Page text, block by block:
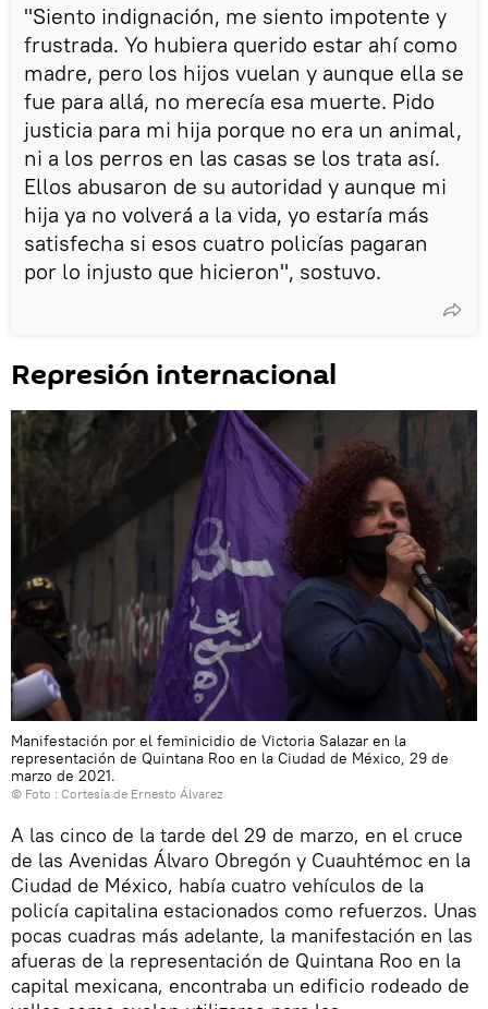
"Siento indignación, me siento impotente y
frustrada. Yo hubiera querido estar ahí como
madre, pero los hijos vuelan y aunque ella se
fue para allá, no merecía esa muerte. Pido
justicia para mi hija porque no era un animal,
ni a los perros en las casas se los trata así.
Ellos abusaron de su autoridad y aunque mi
hija ya no volverá a la vida, yo estaría más
satisfecha si esos cuatro policías pagaran
por lo injusto que hicieron", sostuvo.
Represión internacional
Manifestación por el feminicidio de Victoria Salazar en la
representación de Quintana Roo en la Ciudad de México, 29 de
marzo de 2021.
© Foto : Cortesía de Ernesto Álvarez
A las cinco de la tarde del 29 de marzo, en el cruce
de las Avenidas Álvaro Obregón y Cuauhtémoc en la
Ciudad de México, había cuatro vehículos de la
policía capitalina estacionados como refuerzos. Unas
pocas cuadras más adelante, la manifestación en las
afueras de la representación de Quintana Roo en la
capital mexicana, encontraba un edificio rodeado de